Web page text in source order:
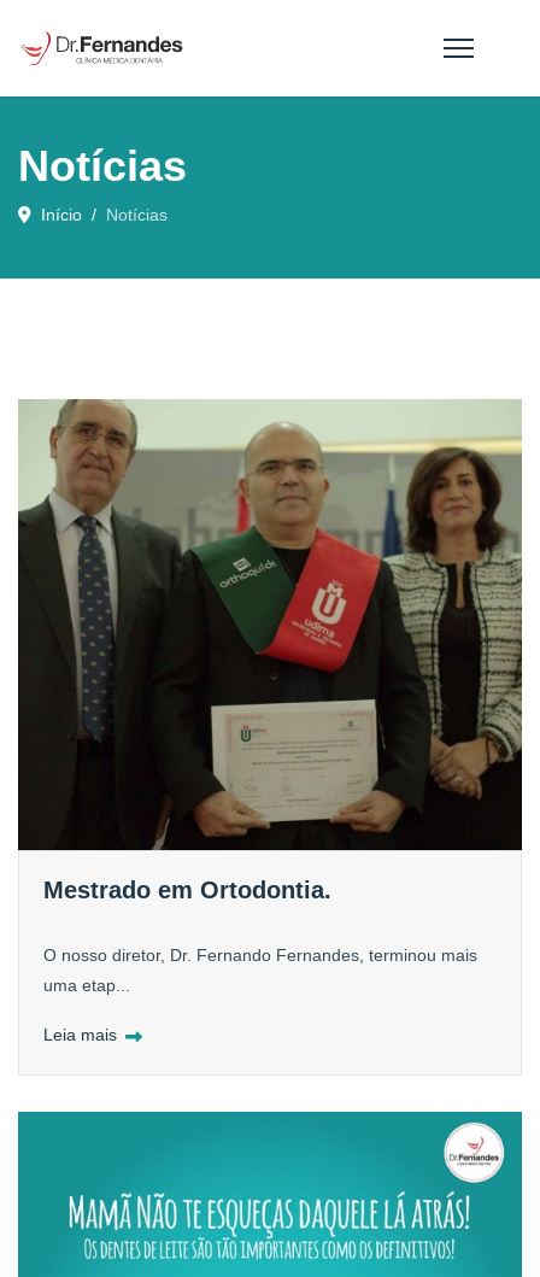
Notícias
Início Notícias
Mestrado em Ortodontia.
O nosso diretor, Dr. Fernando Fernandes, terminou mais
uma etap...
Leia mais